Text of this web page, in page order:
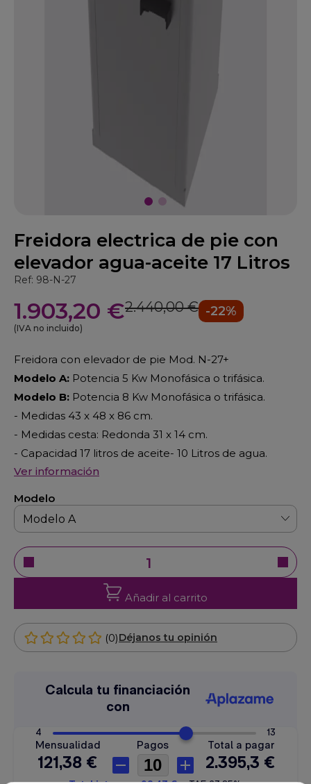
Freidora electrica de pie con
elevador agua-aceite 17 Litros
Ref: 98-N-27
1.903,20 €2.440,00 € -22%
(IVA no incluido)
Freidora con elevador de pie Mod. N-27+
Modelo A: Potencia 5 Kw Monofásica o trifásica.
Modelo B: Potencia 8 Kw Monofásica o trifásica.
- Medidas 43 x 48 x 86 cm.
- Medidas cesta: Redonda 31 x 14 cm.
- Capacidad 17 litros de aceite- 10 Litros de agua.
Ver información
Modelo
Añadir al carrito
(0)Déjanos tu opinión